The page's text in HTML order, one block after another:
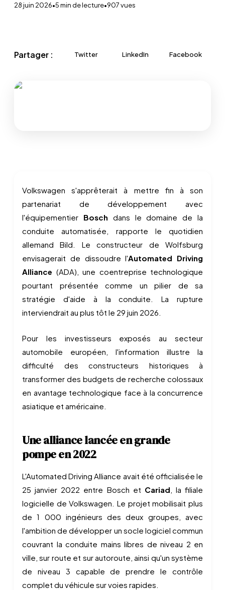
28 juin 2026•5min de lecture•907vues
Partager : Twitter LinkedIn Facebook
Volkswagen s'apprêterait à mettre fin à son
partenariat de développement avec
l'équipementier Bosch dans le domaine de la
conduite automatisée, rapporte le quotidien
allemand Bild. Le constructeur de Wolfsburg
envisagerait de dissoudre l'Automated Driving
Alliance (ADA), une coentreprise technologique
pourtant présentée comme un pilier de sa
stratégie d'aide à la conduite. La rupture
interviendrait au plus tôt le 29 juin 2026.
Pour les investisseurs exposés au secteur
automobile européen, l'information illustre la
difficulté des constructeurs historiques à
transformer des budgets de recherche colossaux
en avantage technologique face à la concurrence
asiatique et américaine.
Une alliance lancée en grande
pompe en 2022
L'Automated Driving Alliance avait été officialisée le
25 janvier 2022 entre Bosch et Cariad, la filiale
logicielle de Volkswagen. Le projet mobilisait plus
de 1 000 ingénieurs des deux groupes, avec
l'ambition de développer un socle logiciel commun
couvrant la conduite mains libres de niveau 2 en
ville, sur route et sur autoroute, ainsi qu'un système
de niveau 3 capable de prendre le contrôle
complet du véhicule sur voies rapides.